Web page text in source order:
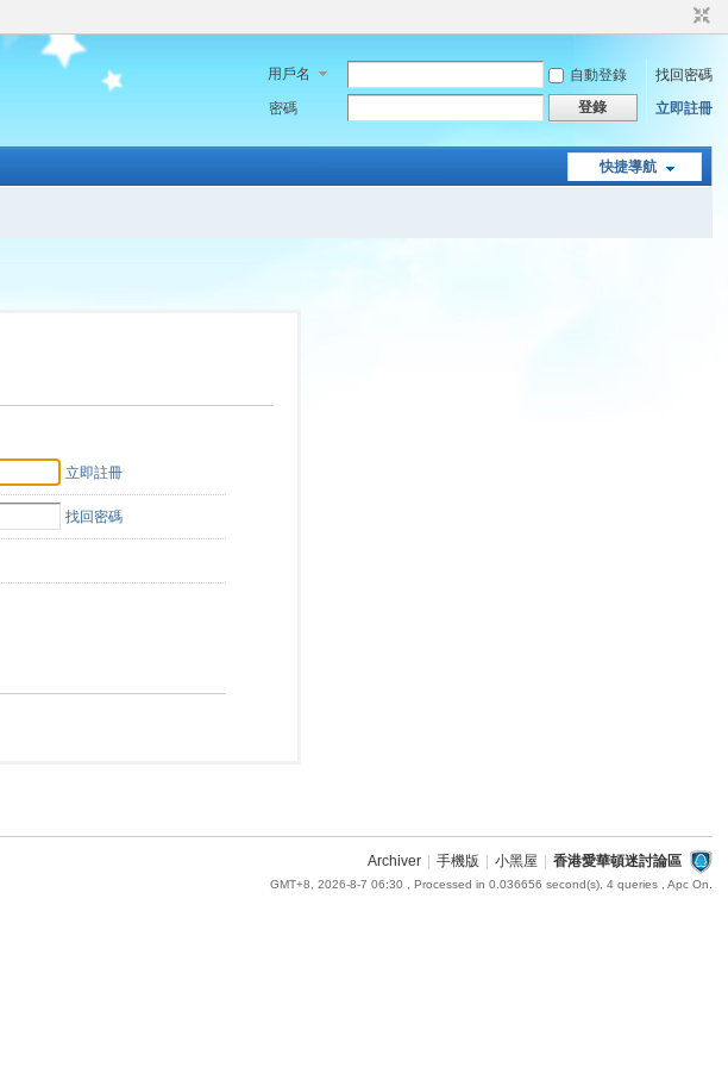
用戶名 自動登錄
找回密碼
密碼
登錄 立即註冊
快捷導航
立即註冊
找回密碼
Archiver 手機版 小黑屋 香港愛華頓迷討論區
GMT+8, 2026-8-7 06:30 , Processed in 0.036656 second(s), 4 queries , Apc On.